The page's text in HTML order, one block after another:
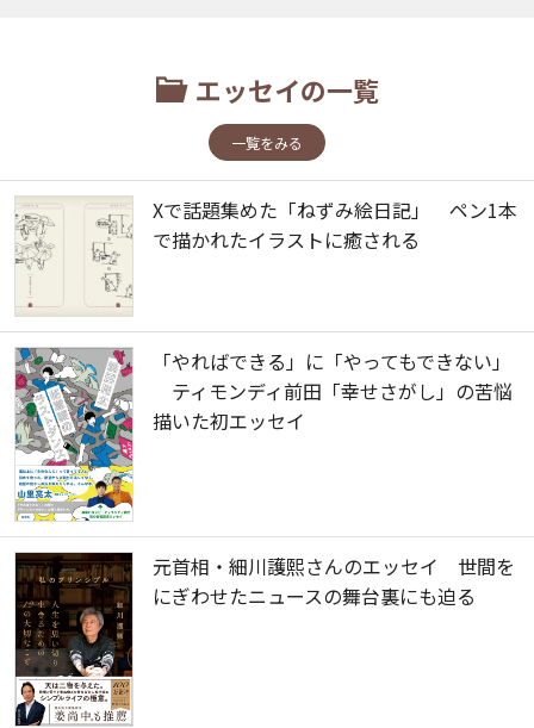
エッセイの一覧
一覧をみる
Xで話題集めた「ねずみ絵日記」 ペン1本
で描かれたイラストに癒される
「やればできる」に「やってもできない」
ティモンディ前田「幸せさがし」の苦悩
描いた初エッセイ
元首相・細川護熙さんのエッセイ 世間を
にぎわせたニュースの舞台裏にも迫る